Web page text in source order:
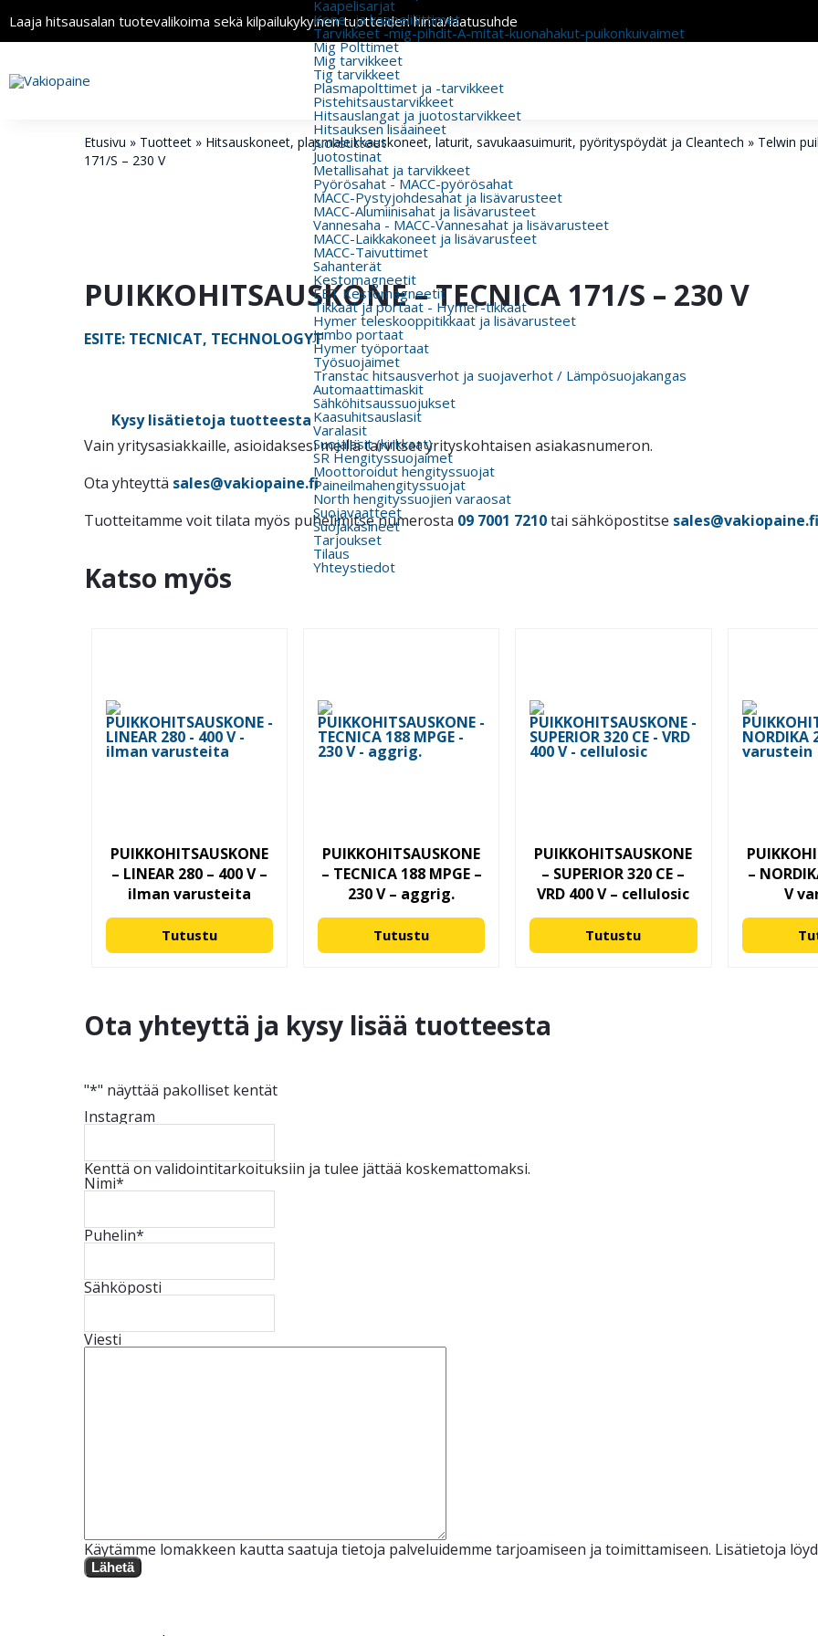
Laaja hitsausalan tuotevalikoima sekä kilpailukykyinen tuotteiden hinta/laatusuhde
Kaapelisarjat
Kone- ja kaapeliliittimet
Tarvikkeet -mig-pihdit-A-mitat-kuonahakut-puikonkuivaimet
Mig Polttimet
Mig tarvikkeet
Tig tarvikkeet
Plasmapolttimet ja -tarvikkeet
Pistehitsaustarvikkeet
Hitsauslangat ja juotostarvikkeet
Hitsauksen lisäaineet
Juoksutteet
Juotostinat
Metallisahat ja tarvikkeet
Pyörösahat - MACC-pyörösahat
MACC-Pystyjohdesahat ja lisävarusteet
MACC-Alumiinisahat ja lisävarusteet
Vannesaha - MACC-Vannesahat ja lisävarusteet
MACC-Laikkakoneet ja lisävarusteet
MACC-Taivuttimet
Sahanterät
Kestomagneetit
EET Kestomagneetit
Tikkaat ja portaat - Hymer-tikkaat
Hymer teleskooppitikkaat ja lisävarusteet
Jumbo portaat
Hymer työportaat
Työsuojaimet
Transtac hitsausverhot ja suojaverhot / Lämpösuojakangas
Automaattimaskit
Sähköhitsaussuojukset
Kaasuhitsauslasit
Varalasit
Suojalasit (kirkkaat)
SR Hengityssuojaimet
Moottoroidut hengityssuojat
Paineilmahengityssuojat
North hengityssuojien varaosat
Suojavaatteet
Suojakäsineet
Tarjoukset
Tilaus
Yhteystiedot
Etusivu » Tuotteet » Hitsauskoneet, plasmaleikkauskoneet, laturit, savukaasuimurit, pyörityspöydät ja Cleantech » Telwin
171/S – 230 V
PUIKKOHITSAUSKONE – TECNICA 171/S – 230 V
ESITE: TECNICAT, TECHNOLOGYT
Kysy lisätietoja tuotteesta
Vain yritysasiakkaille, asioidaksesi meillä tarvitset yrityskohtaisen asiakasnumeron.
Ota yhteyttä sales@vakiopaine.fi
Tuotteitamme voit tilata myös puhelimitse numerosta 09 7001 7210tai sähköpostitse sales@vakiopaine.fi
Katso myös
PUIKKOHITSAUSKONE
– LINEAR 280 – 400 V –
ilman varusteita
Tutustu
PUIKKOHITSAUSKONE
– TECNICA 188 MPGE –
230 V – aggrig.
Tutustu
PUIKKOHITSAUSKONE
– SUPERIOR 320 CE –
VRD 400 V – cellulosic
Tutustu
–
V
Ota yhteyttä ja kysy lisää tuotteesta
"*" näyttää pakolliset kentät
Instagram
Kenttä on validointitarkoituksiin ja tulee jättää koskemattomaksi.
Nimi*
Puhelin*
Sähköposti
Viesti
Käytämme lomakkeen kautta saatuja tietoja palveluidemme tarjoamiseen ja toimittamiseen. Lisätietoja
Lähetä